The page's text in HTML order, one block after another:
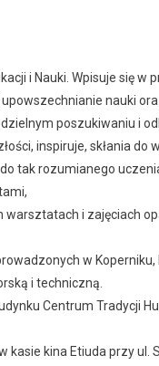
i Nauki. Wpisuje się
nauki
poszukiwaniu i
inspiruje, skłania do
tak rozumianego
i zajęciach
w
i techniczną.
Centrum Tradycji
kasie kina Etiuda przy